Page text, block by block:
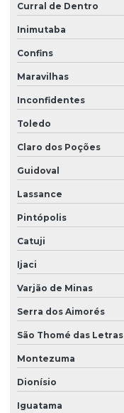
Curral de Dentro
Inimutaba
Confins
Maravilhas
Inconfidentes
Toledo
Claro dos Poções
Guidoval
Lassance
Pintópolis
Catuji
Ijaci
Varjão de Minas
Serra dos Aimorés
São Thomé das Letras
Montezuma
Dionísio
Iguatama